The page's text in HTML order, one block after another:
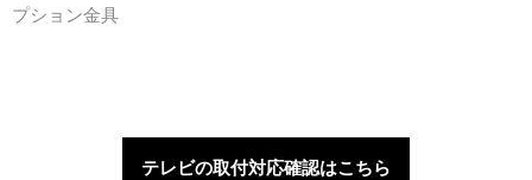
プション金具
テレビの取付対応確認はこちら